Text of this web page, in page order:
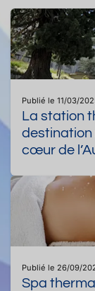
Publié le 11/03/
La station
destination
cœur de
Publié le 26/09/
Spa